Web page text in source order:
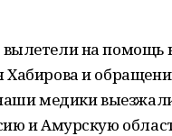
на помощь
и
медики
и Амурскую